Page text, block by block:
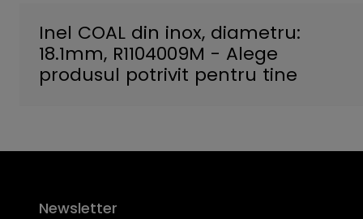
Inel COAL din inox, diametru:
18.1mm, R1104009M - Alege
produsul potrivit pentru tine
Newsletter